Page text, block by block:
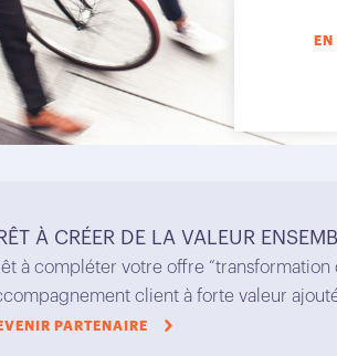
À CRÉER DE LA VALEUR
à compléter votre offre
client à forte valeur
PARTENAIRE